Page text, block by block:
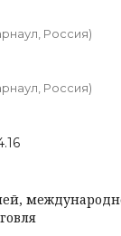
Россия)
Россия)